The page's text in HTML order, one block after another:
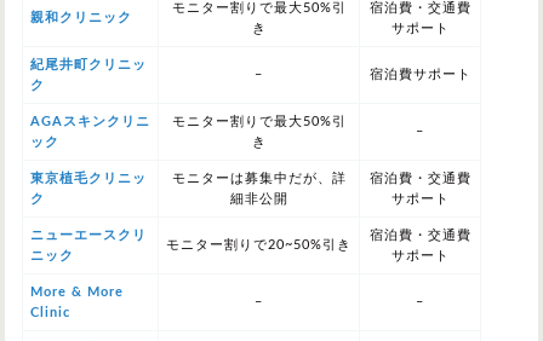
親和クリニック
モニター割りで最大50%引
き
宿泊費・交通費
サポート
紀尾井町クリニッ
ク
– 宿泊費サポート
AGAスキンクリニ
ック
モニター割りで最大50%引
き
–
東京植毛クリニッ
ク
モニターは募集中だが、詳
細非公開
宿泊費・交通費
サポート
ニューエースクリ
ニック
モニター割りで20~50%引き
宿泊費・交通費
サポート
More & More
Clinic
– –